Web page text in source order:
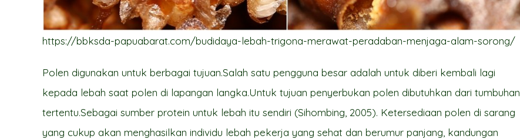
https://bbksda-papuabarat.com/budidaya-lebah-trigona-merawat-peradaban-menjaga-alam-sorong/
Polen digunakan untuk berbagai tujuan.Salah satu pengguna besar adalah untuk diberi kembali lagi
kepada lebah saat polen di lapangan langka.Untuk tujuan penyerbukan polen dibutuhkan dari tumbuhan
tertentu.Sebagai sumber protein untuk lebah itu sendiri (Sihombing, 2005). Ketersediaan polen di sarang
yang cukup akan menghasilkan individu lebah pekerja yang sehat dan berumur panjang, kandungan